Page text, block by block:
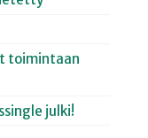
toimintaan
julki!